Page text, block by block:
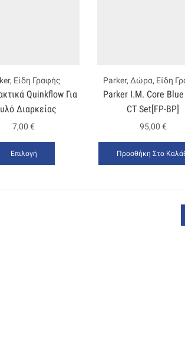
, Είδη Γραφής
Quinkflow Για
Διαρκείας
7,00€
Επιλογή
Parker, Δώρα, Είδη
Ρarker Ι.Μ. Core Blue
CT Set[FP-ΒΡ]
95,00 €
Προσθήκη Στο